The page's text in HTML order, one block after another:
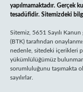
yapılmamaktadır. Gerçek
tesadüfidir. Sitemizdeki
Sitemiz, 5651 Sayılı
(BTK) tarafından
nedenle, sitedeki içerikleri
yükümlülüğümüz
sorumluluğunu taşımakta
sayılırlar.